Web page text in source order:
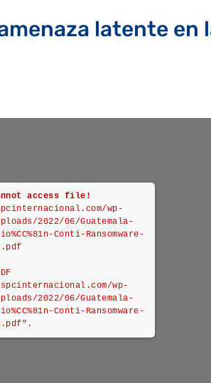
latente en
access file!
wp-
2022/06/Guatemala-
Conti-Ransomware-
wp-
2022/06/Guatemala-
Conti-Ransomware-